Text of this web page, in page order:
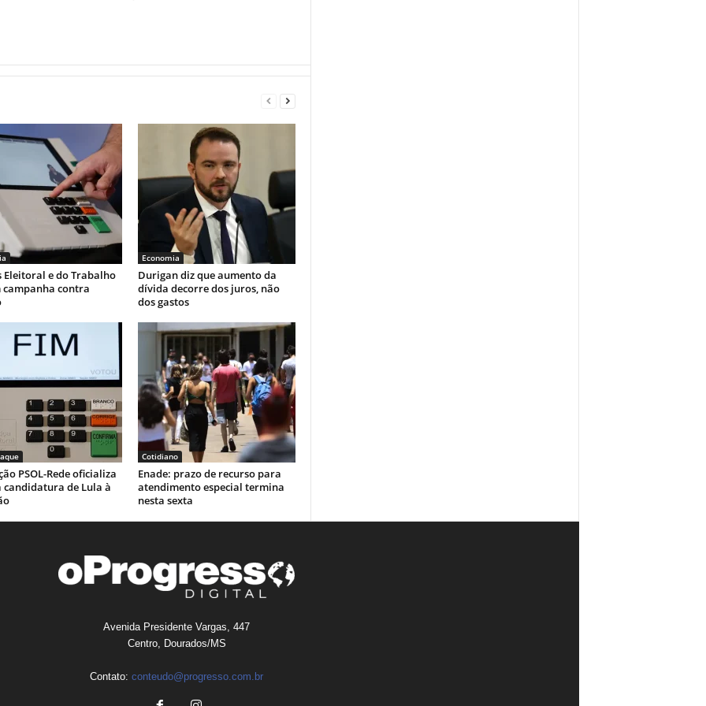
Eleitoral e do Trabalho
campanha contra
Economia
Durigan diz que aumento da
dívida decorre dos juros, não
dos gastos
PSOL-Rede oficializa
candidatura de Lula à
Cotidiano
Enade: prazo de recurso para
atendimento especial termina
nesta sexta
Avenida Presidente Vargas, 447
Centro, Dourados/MS
Contato: conteudo@progresso.com.br